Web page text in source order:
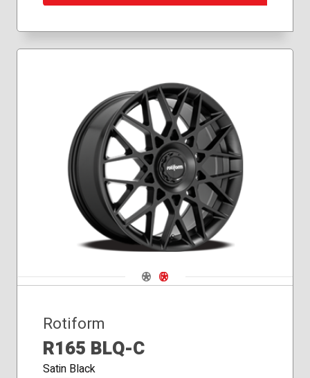
Navigate 1
Navigate 2
Rotiform
R165 BLQ-C
Satin Black